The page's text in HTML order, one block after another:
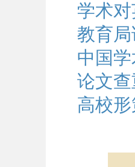
学术
教育
中国
论文
高校